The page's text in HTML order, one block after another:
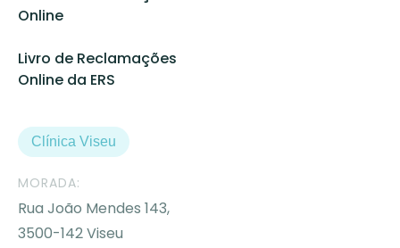
Online
Livro de Reclamações
Online da ERS
Clínica Viseu
MORADA:
Rua João Mendes 143,
3500-142 Viseu